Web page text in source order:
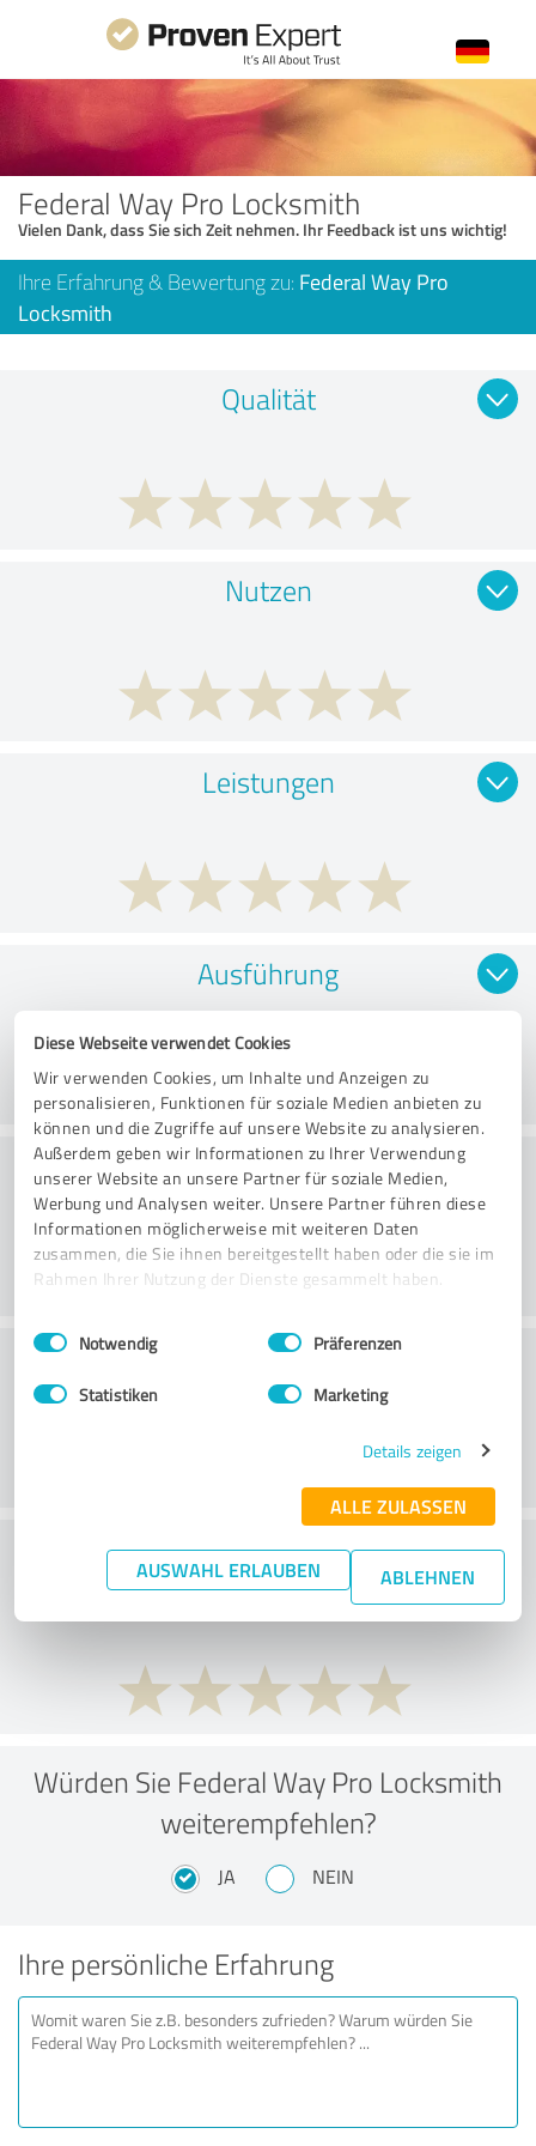
Diese Webseite verwendet Cookies
Wir verwenden Cookies, um Inhalte und Anzeigen zu
personalisieren, Funktionen für soziale Medien anbieten zu
können und die Zugriffe auf unsere Website zu analysieren.
Außerdem geben wir Informationen zu Ihrer Verwendung
unserer Website an unsere Partner für soziale Medien,
Werbung und Analysen weiter. Unsere Partner führen diese
Informationen möglicherweise mit weiteren Daten
zusammen, die Sie ihnen bereitgestellt haben oder die sie im
Rahmen Ihrer Nutzung der Dienste gesammelt haben.
Impressum Datenschutzbestimmungen
Einwilligungsauswahl
Notwendig Präferenzen
Statistiken Marketing
Details zeigen
ALLE ZULASSEN
AUSWAHL ERLAUBEN ABLEHNEN
Federal Way Pro Locksmith
Vielen Dank, dass Sie sich Zeit nehmen. Ihr Feedback ist uns wichtig!
Ihre Erfahrung & Bewertung zu: Federal Way Pro
Locksmith
Qualität
Nutzen
Leistungen
Ausführung
Beratung
Kundenservice
Wie beurteilen Sie das
Preis-/Leistungsverhältnis?
Würden Sie Federal Way Pro Locksmith
weiterempfehlen?
JA NEIN
Ihre persönliche Erfahrung